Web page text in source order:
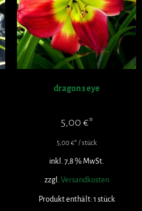
dragon s eye
5,00 €
5,00€ /stück
inkl. 7,8 % MwSt.
zzgl.Versandkosten
Produkt enthält: 1 stück